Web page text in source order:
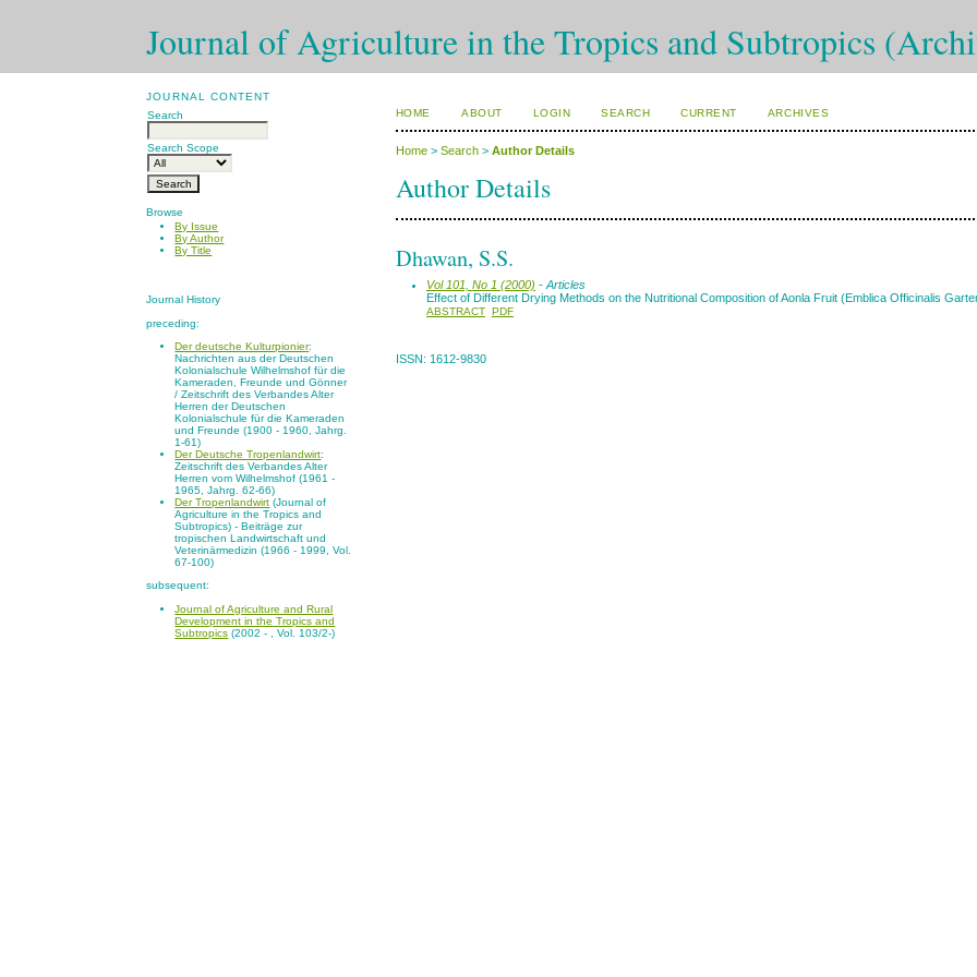
Journal of Agriculture in the Tropics and Subtropics
JOURNAL CONTENT
Search
Search Scope
Browse
By Issue
By Author
By Title
Journal History
preceding:
Der deutsche Kulturpionier:
Nachrichten aus der Deutschen
Kolonialschule Wilhelmshof für die
Kameraden, Freunde und Gönner
/ Zeitschrift des Verbandes Alter
Herren der Deutschen
Kolonialschule für die Kameraden
und Freunde (1900 - 1960, Jahrg.
1-61)
Der Deutsche Tropenlandwirt:
Zeitschrift des Verbandes Alter
Herren vom Wilhelmshof (1961 -
1965, Jahrg. 62-66)
Der Tropenlandwirt (Journal of
Agriculture in the Tropics and
Subtropics) - Beiträge zur
tropischen Landwirtschaft und
Veterinärmedizin (1966 - 1999, Vol.
67-100)
subsequent:
Journal of Agriculture and Rural
Development in the Tropics and
Subtropics (2002 - , Vol. 103/2-)
HOME ABOUT LOGIN SEARCH CURRENT ARCHIVES
Home> Search> Author Details
Author Details
Dhawan, S.S.
Vol 101, No 1 (2000) - Articles
Effect of Different Drying Methods on the Nutritional Composition of Aonla Fruit (Emblica Officinalis
ABSTRACT PDF
ISSN: 1612-9830